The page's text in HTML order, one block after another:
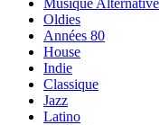
Musique Alternative
Oldies
Années 80
House
Indie
Classique
Jazz
Latino